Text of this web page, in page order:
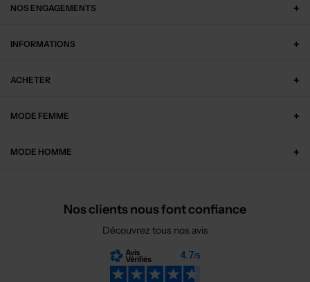
NOS ENGAGEMENTS
INFORMATIONS
ACHETER
MODE FEMME
MODE HOMME
Nos clients nous font confiance
Découvrez tous nos avis